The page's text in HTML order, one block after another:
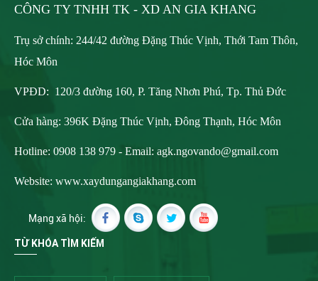
CÔNG TY TNHH TK - XD AN GIA KHANG
Trụ sở chính: 244/42 đường Đặng Thúc Vịnh, Thới Tam Thôn,
Hóc Môn
VPĐD: 120/3 đường 160, P. Tăng Nhơn Phú, Tp. Thủ Đức
Cửa hàng: 396K Đặng Thúc Vịnh, Đông Thạnh, Hóc Môn
Hotline: 0908 138 979 - Email: agk.ngovando@gmail.com
Website: www.xaydungangiakhang.com
Mạng xã hội:
TỪ KHÓA TÌM KIẾM